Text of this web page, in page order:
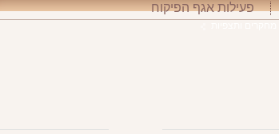
פעילות אגף הפיקוח